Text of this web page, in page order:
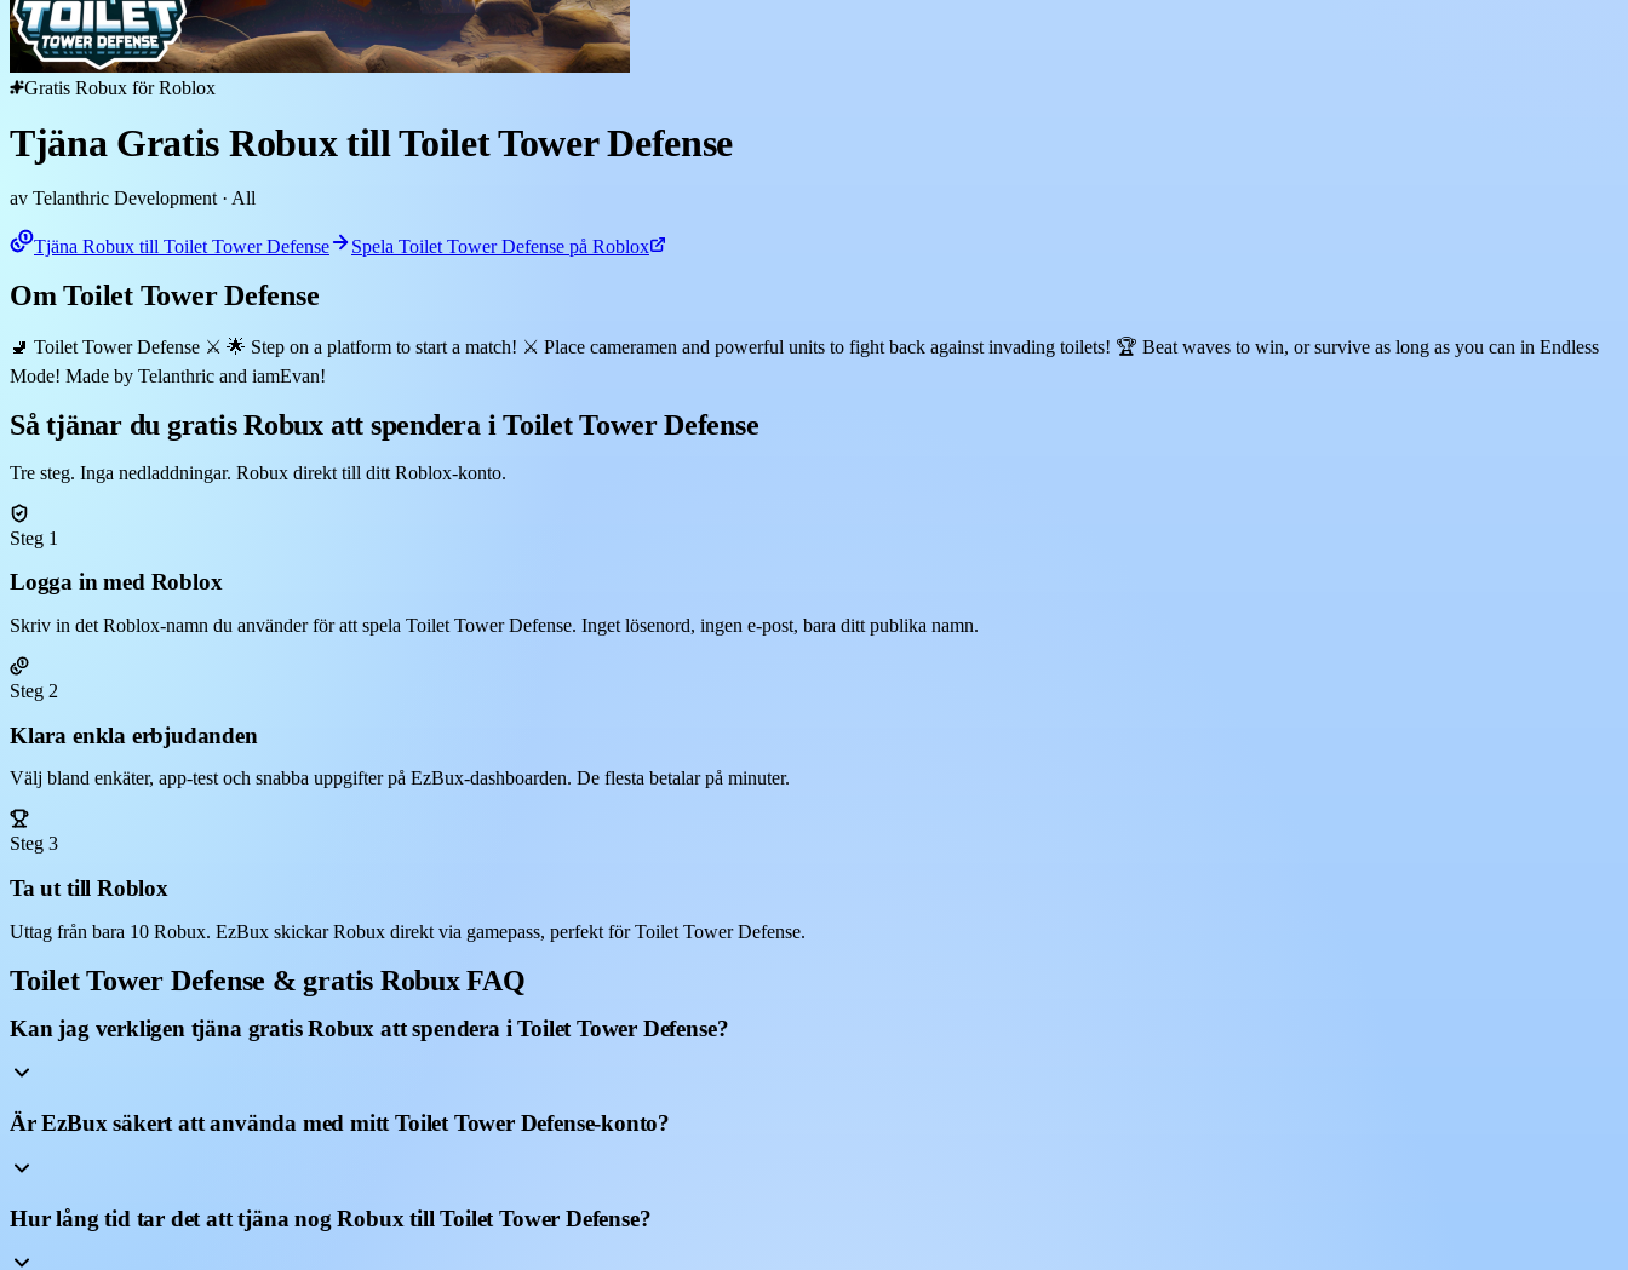
Gratis Robux för Roblox
Tjäna Gratis Robux till Toilet Tower Defense
av Telanthric Development · All
Tjäna Robux till Toilet Tower Defense Spela Toilet Tower Defense på Roblox
Om Toilet Tower Defense
🚽 Toilet Tower Defense ⚔️ 🌟 Step on a platform to start a match! ⚔️ Place cameramen and powerful units to fight back against invading toilets! 🏆 Beat waves to win, or survive as long as you can in Endless
Mode! Made by Telanthric and iamEvan!
Så tjänar du gratis Robux att spendera i Toilet Tower Defense
Tre steg. Inga nedladdningar. Robux direkt till ditt Roblox-konto.
Steg 1
Logga in med Roblox
Skriv in det Roblox-namn du använder för att spela Toilet Tower Defense. Inget lösenord, ingen e-post, bara ditt publika namn.
Steg 2
Klara enkla erbjudanden
Välj bland enkäter, app-test och snabba uppgifter på EzBux-dashboarden. De flesta betalar på minuter.
Steg 3
Ta ut till Roblox
Uttag från bara 10 Robux. EzBux skickar Robux direkt via gamepass, perfekt för Toilet Tower Defense.
Toilet Tower Defense & gratis Robux FAQ
Kan jag verkligen tjäna gratis Robux att spendera i Toilet Tower Defense?
Är EzBux säkert att använda med mitt Toilet Tower Defense-konto?
Hur lång tid tar det att tjäna nog Robux till Toilet Tower Defense?